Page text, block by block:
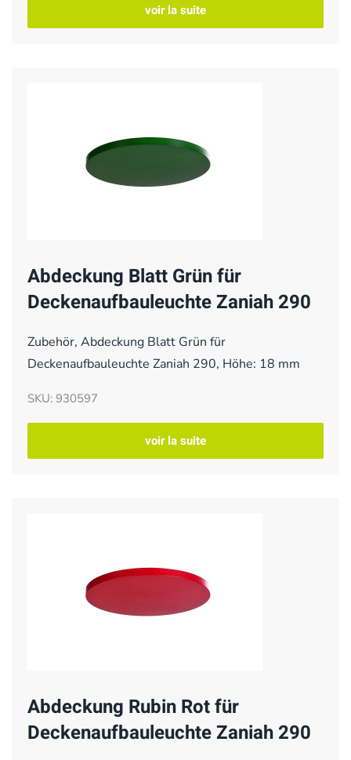
voir la suite
Abdeckung Blatt Grün für
Deckenaufbauleuchte Zaniah 290
Zubehör, Abdeckung Blatt Grün für
Deckenaufbauleuchte Zaniah 290, Höhe: 18 mm
SKU: 930597
voir la suite
Abdeckung Rubin Rot für
Deckenaufbauleuchte Zaniah 290